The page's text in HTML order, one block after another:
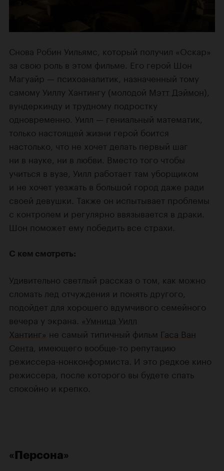
Снова Робин Уильямс, который получил «Оскар»
за свою роль в этом фильме. Его герой Шон
Магуайр — психоаналитик, назначенный тому
самому Уиллу Хантингу (молодой Мэтт Дэймон),
вундеркинду и трудному подростку
одновременно. Уилл — гениальный математик,
только настоящей жизни герой боится
настолько, что не хочет делать первый шаг
ни в науке, ни в любви. Вместо того чтобы
учиться в вузе, Уилл работает там уборщиком
и не хочет уезжать в большой город даже ради
своей девушки. Также он испытывает проблемы
с контролем и регулярно ввязывается в драки.
Шон поможет ему победить все страхи.
С кем смотреть:
Удивительно светлый рассказ о том, как можно
сломать лед отчуждения и понять другого,
подойдет для хорошего вдумчивого семейного
вечера у экрана. «Умница Уилл
Хантинг» не самый типичный фильм Гаса Ван
Сента , имеющего вообще-то репутацию
режиссера-нонконформиста. И это редкое кино
режиссера, после которого вы будете спать
спокойно и крепко.
«Персона»